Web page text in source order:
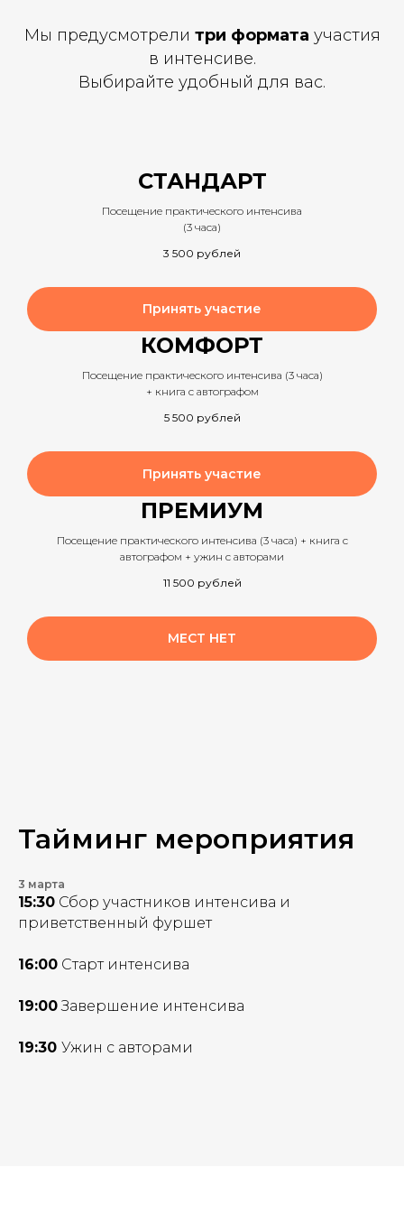
Мы предусмотрели три формата участия
в интенсиве.
Выбирайте удобный для вас.
СТАНДАРТ
Посещение практического интенсива
(3 часа)
3 500 рублей
Принять участие
КОМФОРТ
Посещение практического интенсива (3 часа)
+ книга с автографом
5 500 рублей
Принять участие
ПРЕМИУМ
Посещение практического интенсива (3 часа) + книга с
автографом + ужин с авторами
11 500 рублей
МЕСТ НЕТ
Тайминг мероприятия
3 марта
15:30 Сбор участников интенсива и
приветственный фуршет
16:00 Старт интенсива
19:00Завершение интенсива
19:30 Ужин с авторами